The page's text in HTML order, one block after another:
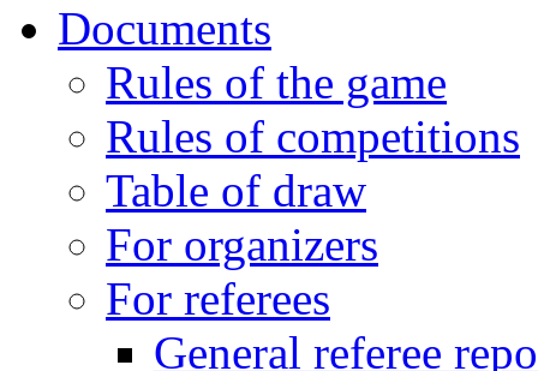
Documents
Rules of the game
Rules of competitions
Table of draw
For organizers
For referees
General referee